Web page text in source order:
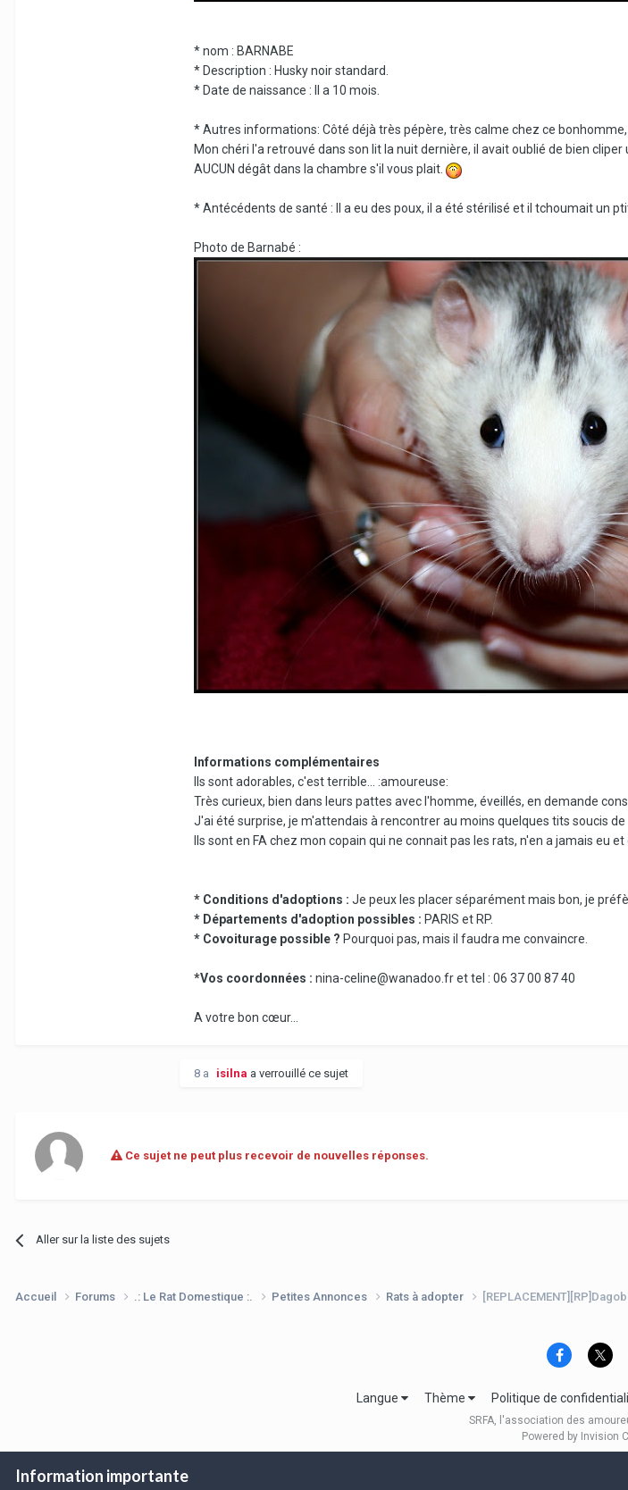
* nom : BARNABE
* Description : Husky noir standard.
* Date de naissance : Il a 10 mois.
* Autres informations: Côté déjà très pépère, très calme chez ce
Mon chéri l'a retrouvé dans son lit la nuit dernière, il avait oublié de bien
AUCUN dégât dans la chambre s'il vous plait.
* Antécédents de santé : Il a eu des poux, il a été stérilisé et il tchoumait un
Photo de Barnabé :
Informations complémentaires
Ils sont adorables, c'est terrible... :amoureuse:
Très curieux, bien dans leurs pattes avec l'homme, éveillés, en demande
J'ai été surprise, je m'attendais à rencontrer au moins quelques tits soucis
Ils sont en FA chez mon copain qui ne connait pas les rats, n'en a jamais eu
* Conditions d'adoptions : Je peux les placer séparément mais bon, je
* Départements d'adoption possibles : PARIS et RP.
* Covoiturage possible ? Pourquoi pas, mais il faudra me convaincre.
*Vos coordonnées : nina-celine@wanadoo.fr et tel : 06 37 00 87 40
A votre bon cœur...
8 a isilna a verrouillé ce sujet
Ce sujet ne peut plus recevoir de nouvelles réponses.
Aller sur la liste des sujets
Accueil Forums .: Le Rat Domestique :. Petites Annonces Rats à adopter
Langue Thème Politique de
SRFA, l'association des
Powered by Invision
Information importante